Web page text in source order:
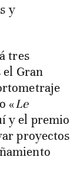
y
tres
Gran
«Le
y el premio
proyectos